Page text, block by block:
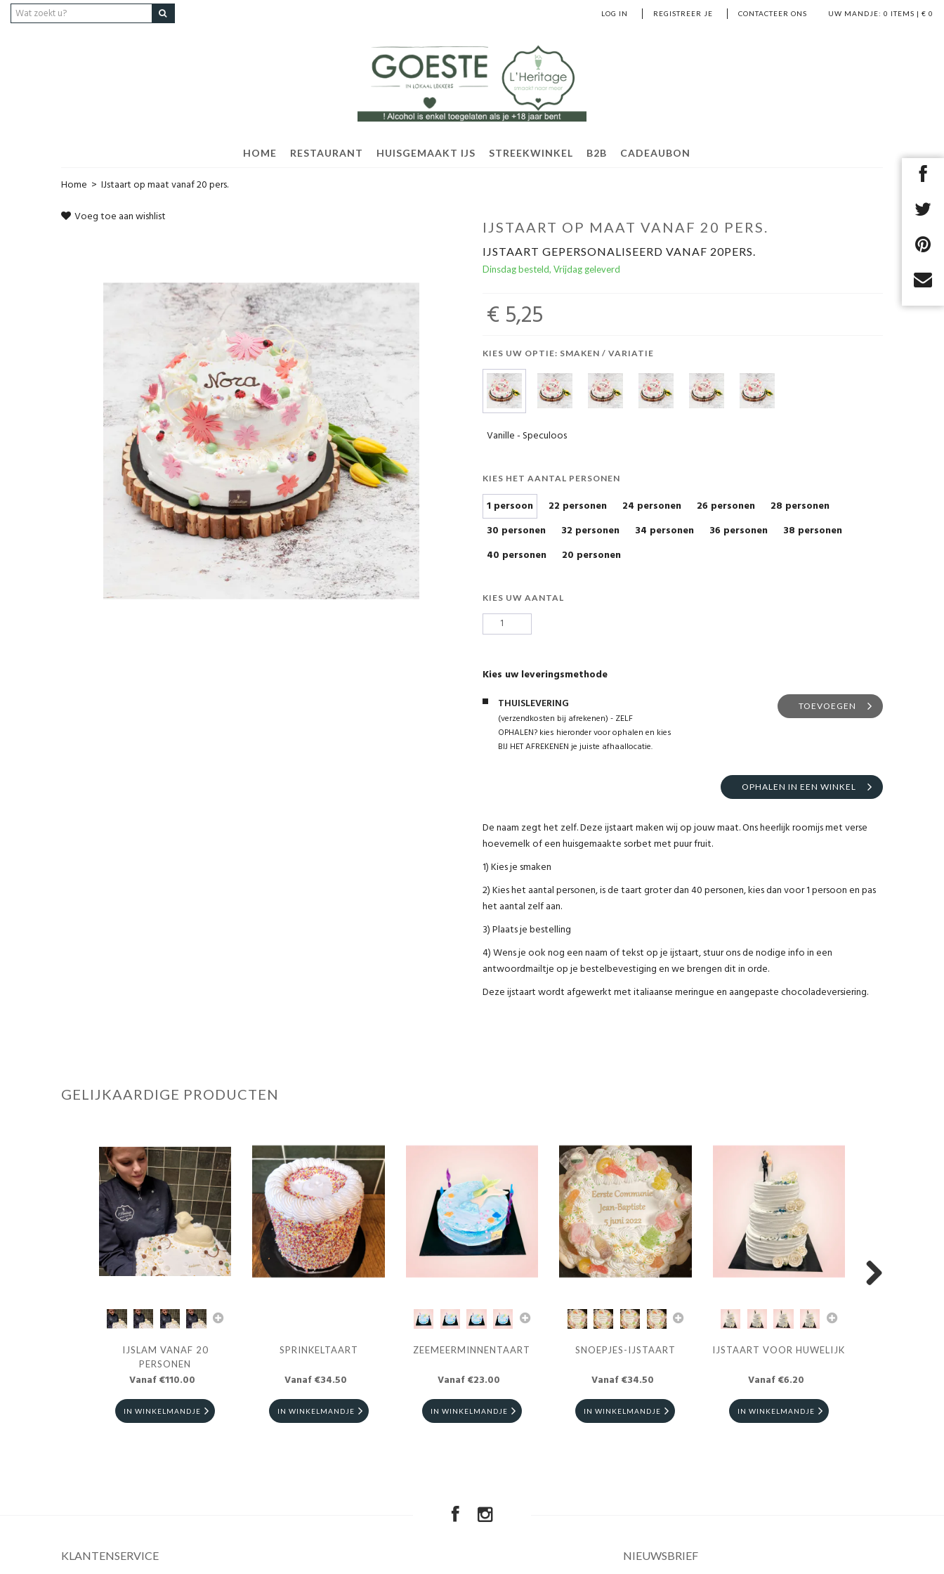
UW MANDJE: 0 ITEMS | € 0
LOG IN REGISTREER JE CONTACTEER ONS
HOME RESTAURANT HUISGEMAAKT IJS STREEKWINKEL B2B CADEAUBON
Home > IJstaart op maat vanaf 20 pers.
Voeg toe aan wishlist
IJSTAART OP MAAT VANAF 20 PERS.
IJSTAART GEPERSONALISEERD VANAF 20PERS.
Dinsdag besteld, Vrijdag geleverd
€ 5,25
KIES UW OPTIE: SMAKEN / VARIATIE
Vanille - Speculoos
KIES HET AANTAL PERSONEN
1 persoon 22 personen 24 personen 26 personen
28 personen
30 personen
32 personen 34 personen 36 personen
38 personen
40 personen
20 personen
KIES UW AANTAL
Kies uw leveringsmethode
THUISLEVERING
(verzendkosten bij afrekenen) - ZELF
OPHALEN? kies hieronder voor ophalen en kies
BIJ HET AFREKENEN je juiste afhaallocatie.
TOEVOEGEN
OPHALEN IN EEN WINKEL
De naam zegt het zelf. Deze ijstaart maken wij op jouw maat. Ons heerlijk roomijs met verse
hoevemelk of een huisgemaakte sorbet met puur fruit.
1) Kies je smaken
2) Kies het aantal personen, is de taart groter dan 40 personen, kies dan voor 1 persoon en pas
het aantal zelf aan.
3) Plaats je bestelling
4) Wens je ook nog een naam of tekst op je ijstaart, stuur ons de nodige info in een
antwoordmailtje op je bestelbevestiging en we brengen dit in orde.
Deze ijstaart wordt afgewerkt met italiaanse meringue en aangepaste chocoladeversiering.
GELIJKAARDIGE PRODUCTEN
IJSLAM VANAF 20
PERSONEN
Vanaf €110.00
IN WINKELMANDJE
SPRINKELTAART
Vanaf €34.50
IN WINKELMANDJE
ZEEMEERMINNENTAART
Vanaf €23.00
IN WINKELMANDJE
SNOEPJES-IJSTAART
Vanaf €34.50
IN WINKELMANDJE
IJSTAART VOOR HUWELIJK
Vanaf €6.20
IN WINKELMANDJE
KLANTENSERVICE NIEUWSBRIEF